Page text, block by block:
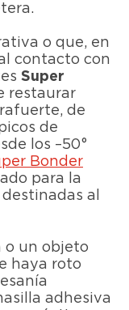
o que, en
contacto con
Super
restaurar
de
de
los –50°
Bonder
para la
al
o un objeto
haya roto
adhesiva